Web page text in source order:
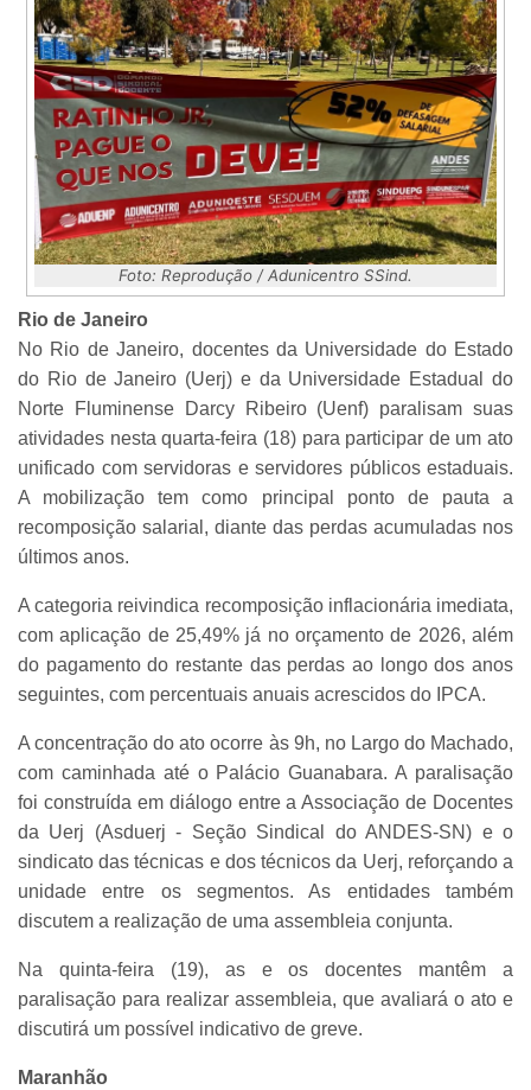
Foto: Reprodução / Adunicentro SSind.
Rio de Janeiro
No Rio de Janeiro, docentes da Universidade do Estado
do Rio de Janeiro (Uerj) e da Universidade Estadual do
Norte Fluminense Darcy Ribeiro (Uenf) paralisam suas
atividades nesta quarta-feira (18) para participar de um ato
unificado com servidoras e servidores públicos estaduais.
A mobilização tem como principal ponto de pauta a
recomposição salarial, diante das perdas acumuladas nos
últimos anos.
A categoria reivindica recomposição inflacionária imediata,
com aplicação de 25,49% já no orçamento de 2026, além
do pagamento do restante das perdas ao longo dos anos
seguintes, com percentuais anuais acrescidos do IPCA.
A concentração do ato ocorre às 9h, no Largo do Machado,
com caminhada até o Palácio Guanabara. A paralisação
foi construída em diálogo entre a Associação de Docentes
da Uerj (Asduerj - Seção Sindical do ANDES-SN) e o
sindicato das técnicas e dos técnicos da Uerj, reforçando a
unidade entre os segmentos. As entidades também
discutem a realização de uma assembleia conjunta.
Na quinta-feira (19), as e os docentes mantêm a
paralisação para realizar assembleia, que avaliará o ato e
discutirá um possível indicativo de greve.
Maranhão